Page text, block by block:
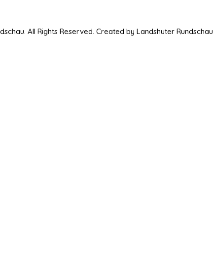
All Rights Reserved. Created by Landshuter Rundschau